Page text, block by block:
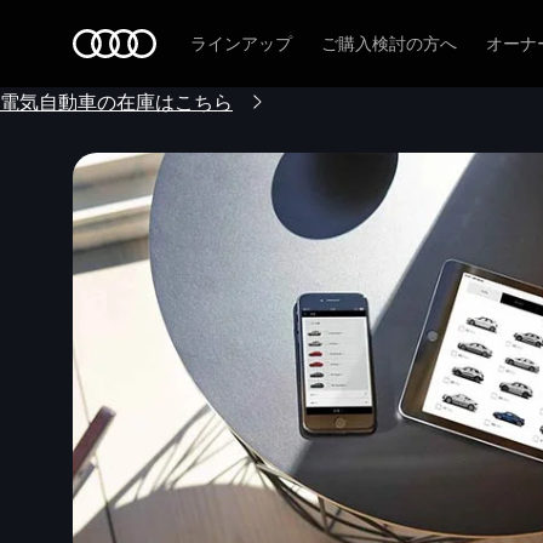
ラインアップ ご購入検討の方へ オーナ
電気自動車の在庫はこちら